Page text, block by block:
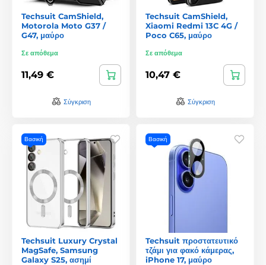
Techsuit CamShield,
Motorola Moto G37 /
G47, μαύρο
Σε απόθεμα
11,49 €
Σύγκριση
Techsuit CamShield,
Xiaomi Redmi 13C 4G /
Poco C65, μαύρο
Σε απόθεμα
10,47 €
Σύγκριση
Βασική
Techsuit Luxury Crystal
MagSafe, Samsung
Galaxy S25, ασημί
Βασική
Techsuit προστατευτικό
τζάμι για φακό κάμερας,
iPhone 17, μαύρο